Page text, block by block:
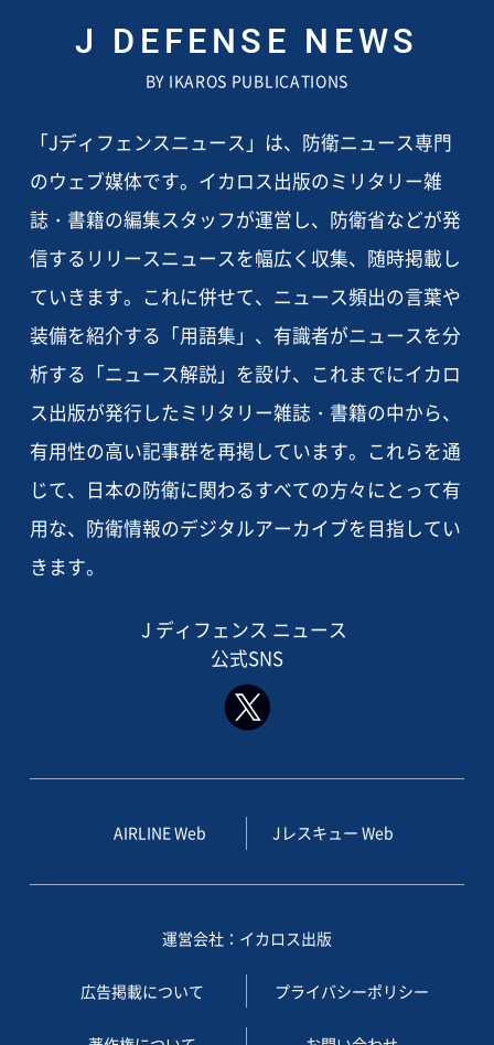
J DEFENSE NEWS
BY IKAROS PUBLICATIONS
「Jディフェンスニュース」は、防衛ニュース専門
のウェブ媒体です。イカロス出版のミリタリー雑
誌・書籍の編集スタッフが運営し、防衛省などが発
信するリリースニュースを幅広く収集、随時掲載し
ていきます。これに併せて、ニュース頻出の言葉や
装備を紹介する「用語集」、有識者がニュースを分
析する「ニュース解説」を設け、これまでにイカロ
ス出版が発行したミリタリー雑誌・書籍の中から、
有用性の高い記事群を再掲しています。これらを通
じて、日本の防衛に関わるすべての方々にとって有
用な、防衛情報のデジタルアーカイブを目指してい
きます。
J ディフェンス ニュース
公式SNS
AIRLINE Web Jレスキュー Web
運営会社：イカロス出版
広告掲載について プライバシーポリシー